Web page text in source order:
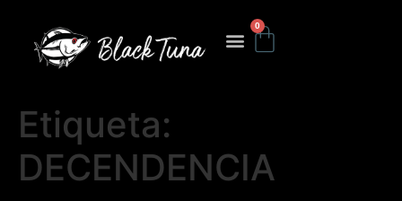
0
Etiqueta:
DECENDENCIA